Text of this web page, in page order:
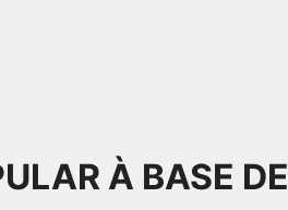
À BASE DE